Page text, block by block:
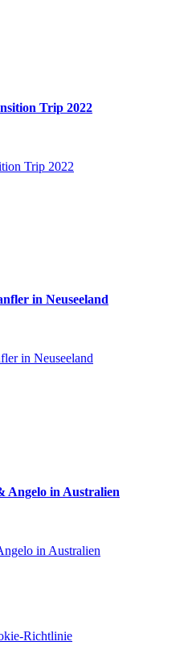
Trip 2022
Trip 2022
in Neuseeland
in Neuseeland
Angelo in Australien
in Australien
Richtlinie